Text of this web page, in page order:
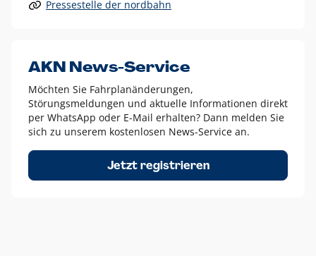
Alle anderen Logo-Varianten dürfen nur in Ausnahmefällen
Diese Ausnahmen sind zum Beispiel:
dem AKN Blau,
weißes Logo auf Fotohintergründen,
schwarzes Logo für reine Schwarz-Weiß-Umsetzungen
Um das Logo herum muss ein Schutzraum von jeweils einer
Höhe bzw. Breite des N aus AKN in alle Richtungen
Pressestelle der nordbahn
AKN News-Service
Möchten Sie Fahrplanänderungen,
Störungsmeldungen und aktuelle Informationen direkt
per WhatsApp oder E-Mail erhalten? Dann melden Sie
sich zu unserem kostenlosen News-Service an.
Jetzt registrieren